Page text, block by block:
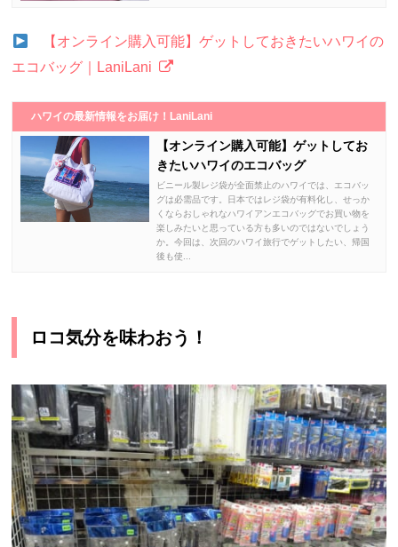
【オンライン購入可能】ゲットしておきたいハワイの
エコバッグ｜LaniLani
ハワイの最新情報をお届け！LaniLani
【オンライン購入可能】ゲットしてお
きたいハワイのエコバッグ
ビニール製レジ袋が全面禁止のハワイでは、エコバッ
グは必需品です。日本ではレジ袋が有料化し、せっか
くならおしゃれなハワイアンエコバッグでお買い物を
楽しみたいと思っている方も多いのではないでしょう
か。今回は、次回のハワイ旅行でゲットしたい、帰国
後も使...
ロコ気分を味わおう！